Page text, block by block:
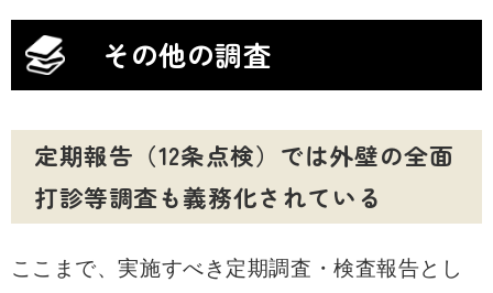
その他の調査
定期報告（12条点検）では外壁の全面
打診等調査も義務化されている
ここまで、実施すべき定期調査・検査報告とし